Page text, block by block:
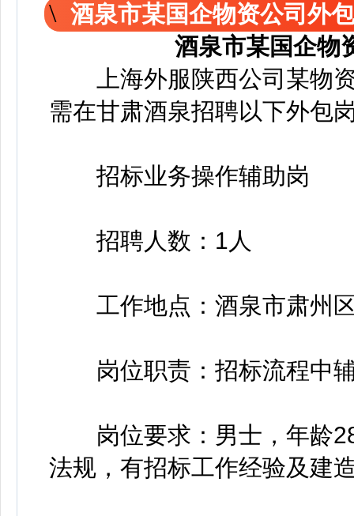
酒泉市某国企物资公司外
酒泉市某国企物
上海外服陕西公司某物资
需在甘肃酒泉招聘以下外包
招标业务操作辅助岗
招聘人数：1人
工作地点：酒泉市肃州区
岗位职责：招标流程中辅
岗位要求：男士，年龄28
法规，有招标工作经验及建